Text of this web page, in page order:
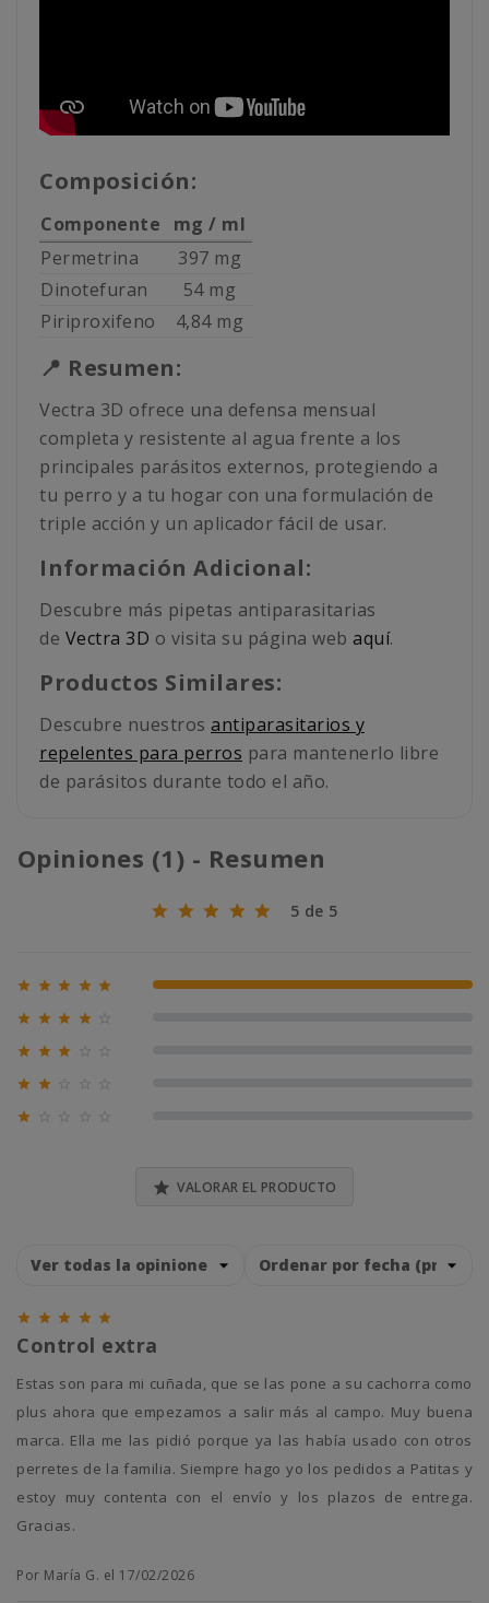
Composición:
Componente
mg / ml
Permetrina
397 mg
Dinotefuran
54 mg
Piriproxifeno
4,84 mg
📍 Resumen:
Vectra 3D ofrece una defensa mensual
completa y resistente al agua frente a los
principales parásitos externos, protegiendo a
tu perro y a tu hogar con una formulación de
triple acción y un aplicador fácil de usar.
Información Adicional:
Descubre más pipetas antiparasitarias
de Vectra 3D o visita su página web aquí.
Productos Similares:
Descubre nuestros antiparasitarios y
repelentes para perros para mantenerlo libre
de parásitos durante todo el año.
Opiniones (1) - Resumen
5 de 5
     100% (1)
   
  
 

 VALORAR EL PRODUCTO
    
Control extra
Estas son para mi cuñada, que se las pone a su cachorra como
plus ahora que empezamos a salir más al campo. Muy buena
marca. Ella me las pidió porque ya las había usado con otros
perretes de la familia. Siempre hago yo los pedidos a Patitas y
estoy muy contenta con el envío y los plazos de entrega.
Gracias.
Por María G. el 17/02/2026